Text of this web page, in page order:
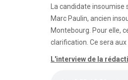
La candidate
Marc Paulin, ancien
Montebourg. Pour elle,
clarification. Ce sera
L'interview de la